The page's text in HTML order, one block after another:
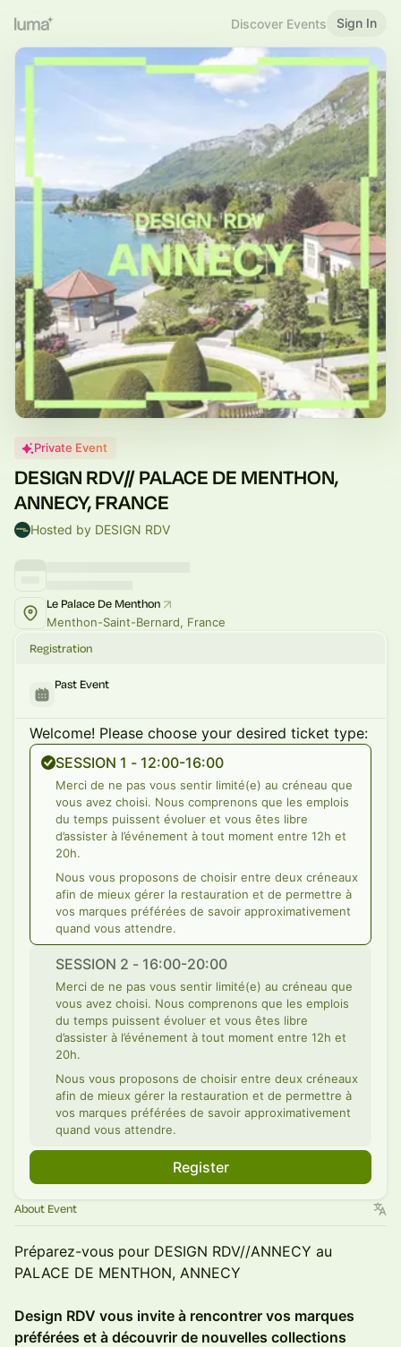
Discover Events Sign In
Private Event
DESIGN RDV// PALACE DE MENTHON,
ANNECY, FRANCE
Hosted by DESIGN RDV
Le Palace De Menthon
Menthon-Saint-Bernard, France
Registration
Past Event
Welcome! Please choose your desired ticket type:
SESSION 1 - 12:00-16:00
Merci de ne pas vous sentir limité(e) au créneau que
vous avez choisi. Nous comprenons que les emplois
du temps puissent évoluer et vous êtes libre
d’assister à l’événement à tout moment entre 12h et
20h.
Nous vous proposons de choisir entre deux créneaux
afin de mieux gérer la restauration et de permettre à
vos marques préférées de savoir approximativement
quand vous attendre.
SESSION 2 - 16:00-20:00
Merci de ne pas vous sentir limité(e) au créneau que
vous avez choisi. Nous comprenons que les emplois
du temps puissent évoluer et vous êtes libre
d’assister à l’événement à tout moment entre 12h et
20h.
Nous vous proposons de choisir entre deux créneaux
afin de mieux gérer la restauration et de permettre à
vos marques préférées de savoir approximativement
quand vous attendre.
Register
About Event
Préparez-vous pour DESIGN RDV//ANNECY au
PALACE DE MENTHON, ANNECY
Design RDV vous invite à rencontrer vos marques
préférées et à découvrir de nouvelles collections